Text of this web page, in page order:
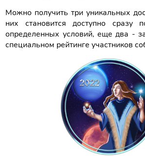
Можно получить три уникальных
них становится доступно сразу
определенных условий, еще два -
специальном рейтинге участников